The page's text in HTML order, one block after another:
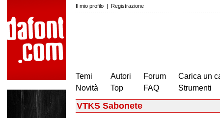
Il mio profilo | Registrazione
Temi
Novità
Autori
Top
Forum
FAQ
Carica un
Strumenti
VTKS Sabonete